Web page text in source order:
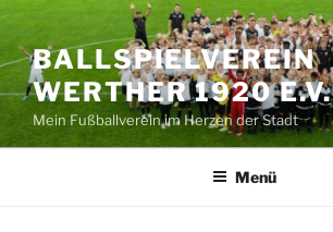
Zum
Inhalt
springenBALLSPIELVEREIN
WERTHER 1920 E.V.
Mein Fußballverein im Herzen der Stadt
Menü